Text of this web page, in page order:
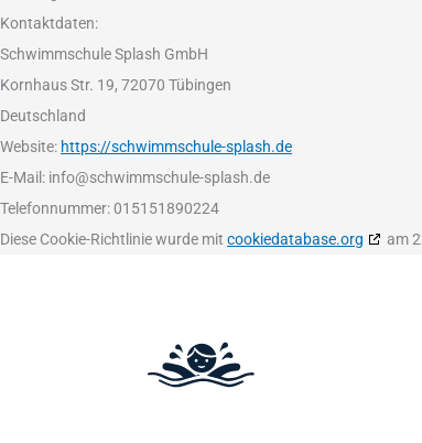
Kontaktdaten:
Schwimmschule Splash GmbH
Kornhaus Str. 19, 72070 Tübingen
Deutschland
Website: https://schwimmschule-splash.de
E-Mail: info@schwimmschule-splash.de
Telefonnummer: 015151890224
Diese Cookie-Richtlinie wurde mit cookiedatabase.org am